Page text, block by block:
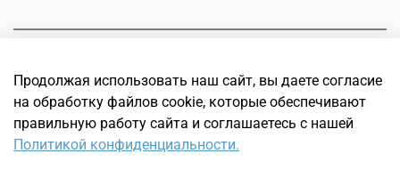
Продолжая использовать наш сайт, вы даете согласие
на обработку файлов cookie, которые обеспечивают
правильную работу сайта и соглашаетесь с нашей
Политикой конфиденциальности.